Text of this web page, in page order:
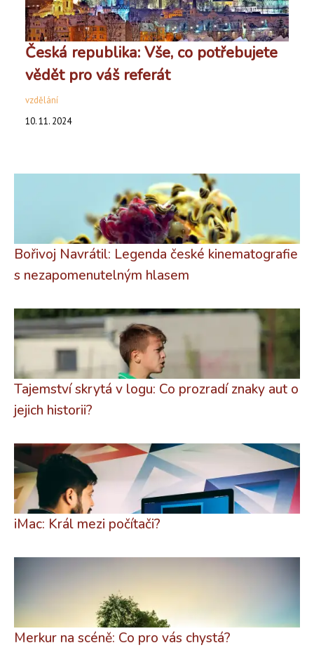
Česká republika: Vše, co potřebujete
vědět pro váš referát
vzdělání
10. 11. 2024
Bořivoj Navrátil: Legenda české kinematografie
s nezapomenutelným hlasem
Tajemství skrytá v logu: Co prozradí znaky aut o
jejich historii?
iMac: Král mezi počítači?
Merkur na scéně: Co pro vás chystá?